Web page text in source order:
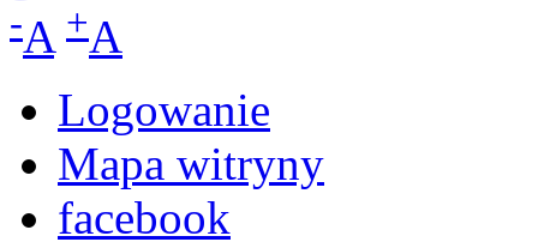
-A +A
Logowanie
Mapa witryny
facebook